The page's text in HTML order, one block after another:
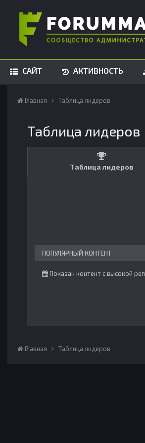
САЙТ АКТИВНОСТЬ
Главная Таблица лидеров
Таблица лидеров
Таблица лидеров
ПОПУЛЯРНЫЙ КОНТЕНТ
Показан контент с высокой
Главная Таблица лидеров